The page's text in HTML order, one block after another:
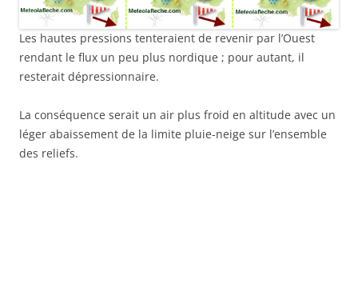
Les hautes pressions tenteraient de revenir par l’Ouest
rendant le flux un peu plus nordique ; pour autant, il
resterait dépressionnaire.
La conséquence serait un air plus froid en altitude avec un
léger abaissement de la limite pluie-neige sur l’ensemble
des reliefs.